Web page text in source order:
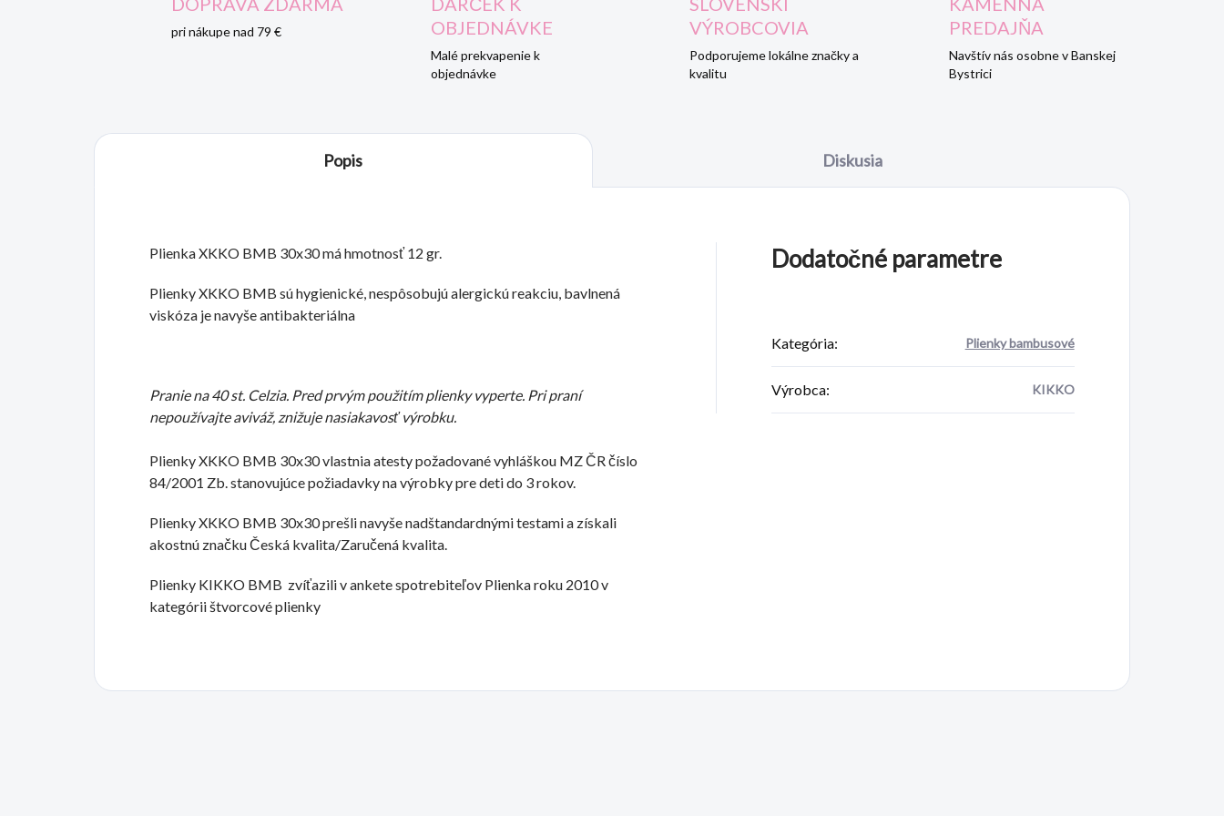
pri nákupe nad 79 €
OBJEDNÁVKE
Malé prekvapenie k
objednávke
VÝROBCOVIA
Podporujeme lokálne značky a
kvalitu
PREDAJŇA
Navštív nás osobne v Banskej
Bystrici
Popis Diskusia
Plienka XKKO BMB 30x30 má hmotnosť 12 gr.
Plienky XKKO BMB sú hygienické, nespôsobujú alergickú reakciu, bavlnená
viskóza je navyše antibakteriálna
Pranie na 40 st. Celzia. Pred prvým použitím plienky vyperte. Pri praní
nepoužívajte aviváž, znižuje nasiakavosť výrobku.
Plienky XKKO BMB 30x30 vlastnia atesty požadované vyhláškou MZ ČR číslo
84/2001 Zb. stanovujúce požiadavky na výrobky pre deti do 3 rokov.
Plienky XKKO BMB 30x30 prešli navyše nadštandardnými testami a získali
akostnú značku Česká kvalita/Zaručená kvalita.
Plienky KIKKO BMB zvíťazili v ankete spotrebiteľov Plienka roku 2010 v
kategórii štvorcové plienky
Dodatočné parametre
Kategória: Plienky bambusové
Výrobca: KIKKO